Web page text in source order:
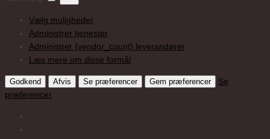
Vælg muligheder
Administrer tjenester
Administrer {vendor_count} leverandører
Læs mere om disse formål
Godkend Afvis Se præferencer Gem præferencer
Se
præferencer